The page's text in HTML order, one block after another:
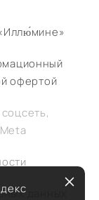
офертой
данных